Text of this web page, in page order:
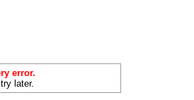
error.
later.